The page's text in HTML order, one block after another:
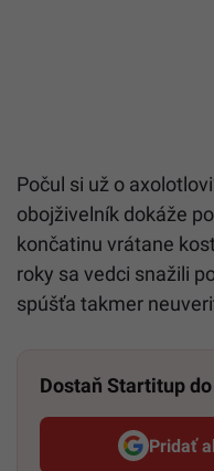
Počul si už o
obojživelník dokáže
končatinu vrátane
roky sa vedci snažili
spúšťa takmer
Dostaň Startitup
Pridať